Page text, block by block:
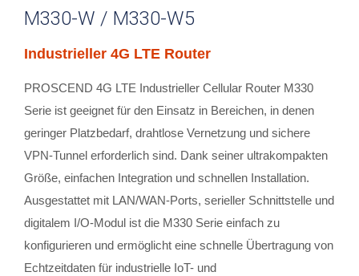
M330-W / M330-W5
Industrieller 4G LTE Router
PROSCEND 4G LTE Industrieller Cellular Router M330
Serie ist geeignet für den Einsatz in Bereichen, in denen
geringer Platzbedarf, drahtlose Vernetzung und sichere
VPN-Tunnel erforderlich sind. Dank seiner ultrakompakten
Größe, einfachen Integration und schnellen Installation.
Ausgestattet mit LAN/WAN-Ports, serieller Schnittstelle und
digitalem I/O-Modul ist die M330 Serie einfach zu
konfigurieren und ermöglicht eine schnelle Übertragung von
Echtzeitdaten für industrielle IoT- und